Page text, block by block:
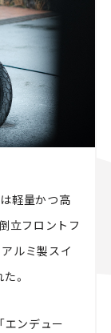
軽量かつ高
立フロントフ
ルミ製スイ
。
エンデュー